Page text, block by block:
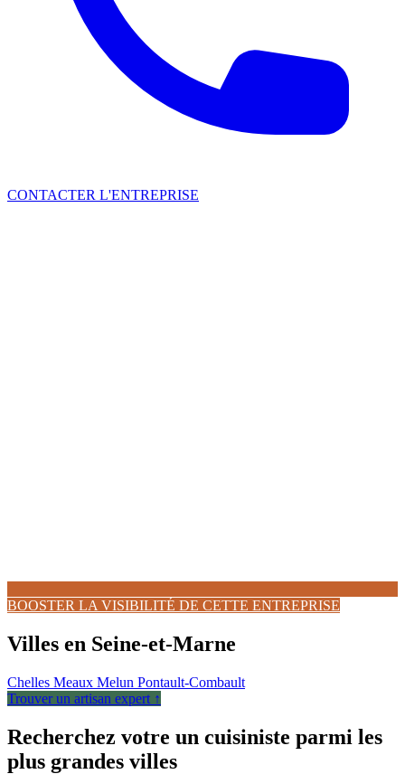
CONTACTER L'ENTREPRISE
BOOSTER LA VISIBILITÉ DE CETTE ENTREPRISE
Villes en Seine-et-Marne
Chelles Meaux Melun Pontault-Combault
Trouver un artisan expert ↑
Recherchez votre un cuisiniste parmi les
plus grandes villes